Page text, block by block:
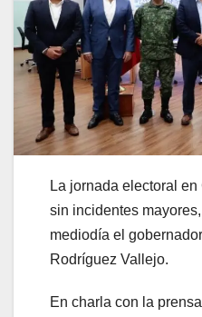
La jornada electoral
sin incidentes
mediodía el
Rodríguez Vallejo.
En charla con la